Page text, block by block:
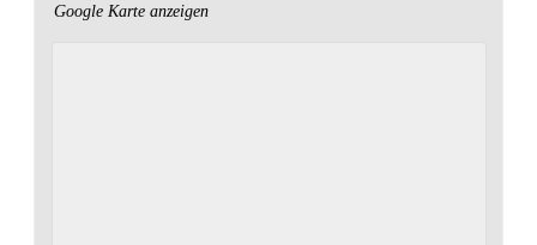
Google Karte anzeigen